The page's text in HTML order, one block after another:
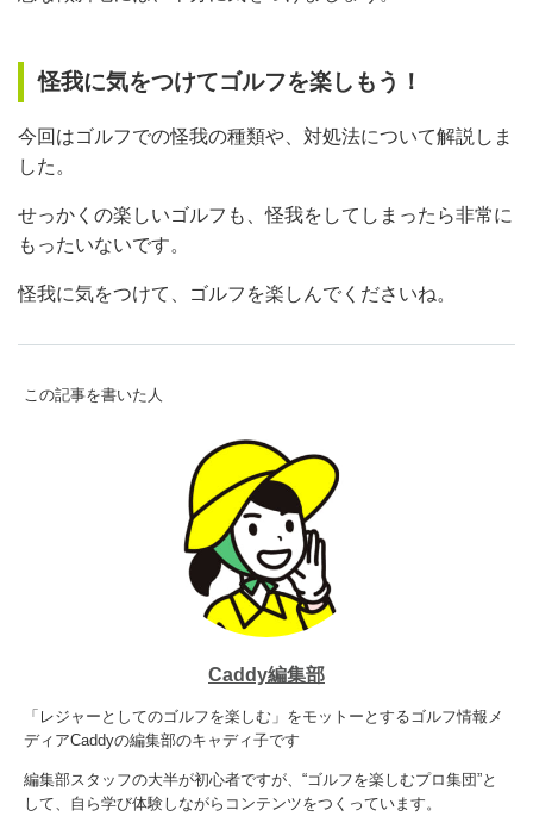
怪我に気をつけてゴルフを楽しもう！
今回はゴルフでの怪我の種類や、対処法について解説しま
した。
せっかくの楽しいゴルフも、怪我をしてしまったら非常に
もったいないです。
怪我に気をつけて、ゴルフを楽しんでくださいね。
この記事を書いた人
Caddy編集部
「レジャーとしてのゴルフを楽しむ」をモットーとするゴルフ情報メ
ディアCaddyの編集部のキャディ子です
編集部スタッフの大半が初心者ですが、“ゴルフを楽しむプロ集団”と
して、自ら学び体験しながらコンテンツをつくっています。